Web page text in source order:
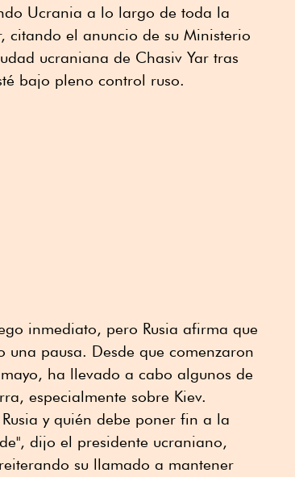
Ucrania a lo largo de toda la
citando el anuncio de su Ministerio
ucraniana de Chasiv Yar tras
bajo pleno control ruso.
inmediato, pero Rusia afirma que
pausa. Desde que comenzaron
ha llevado a cabo algunos de
especialmente sobre Kiev.
y quién debe poner fin a la
dijo el presidente ucraniano,
su llamado a mantener